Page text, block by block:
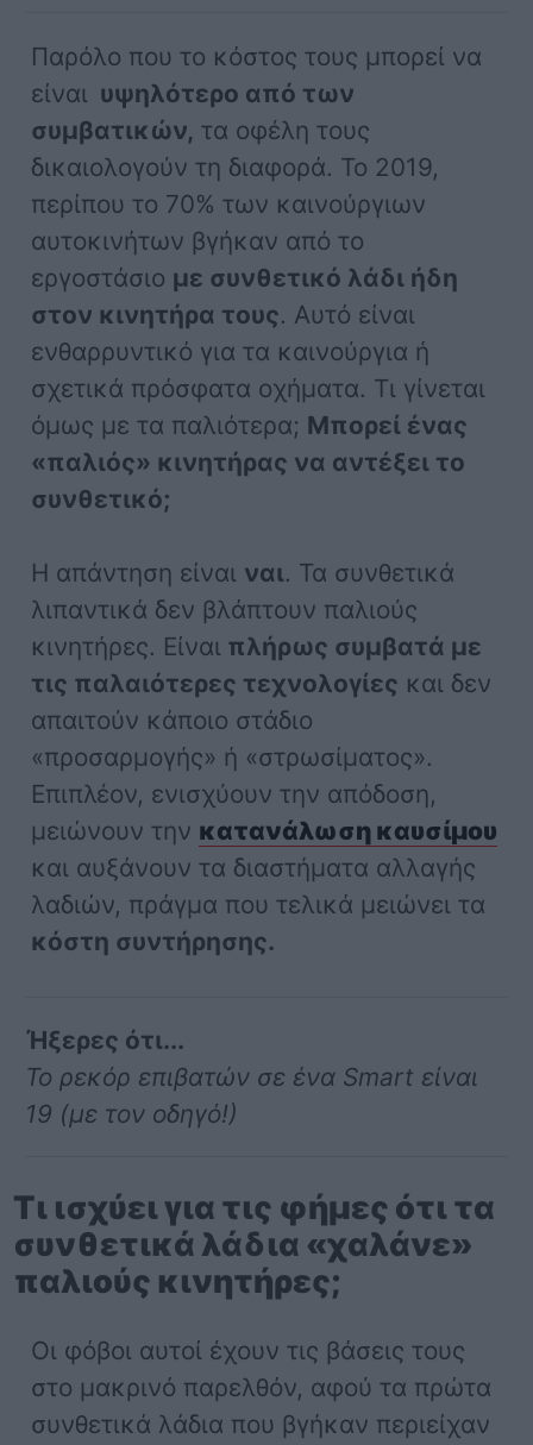
Παρόλο που το κόστος τους μπορεί να
είναι υψηλότερο από των
συμβατικών, τα οφέλη τους
δικαιολογούν τη διαφορά. Το 2019,
περίπου το 70% των καινούργιων
αυτοκινήτων βγήκαν από το
εργοστάσιο με συνθετικό λάδι ήδη
στον κινητήρα τους. Αυτό είναι
ενθαρρυντικό για τα καινούργια ή
σχετικά πρόσφατα οχήματα. Τι γίνεται
όμως με τα παλιότερα; Μπορεί ένας
«παλιός» κινητήρας να αντέξει το
συνθετικό;
Η απάντηση είναι ναι. Τα συνθετικά
λιπαντικά δεν βλάπτουν παλιούς
κινητήρες. Είναι πλήρως συμβατά με
τις παλαιότερες τεχνολογίες και δεν
απαιτούν κάποιο στάδιο
«προσαρμογής» ή «στρωσίματος».
Επιπλέον, ενισχύουν την απόδοση,
μειώνουν την κατανάλωση καυσίμου
και αυξάνουν τα διαστήματα αλλαγής
λαδιών, πράγμα που τελικά μειώνει τα
κόστη συντήρησης.
Ήξερες ότι...
Το ρεκόρ επιβατών σε ένα Smart είναι
19 (με τον οδηγό!)
Τι ισχύει για τις φήμες ότι τα
συνθετικά λάδια «χαλάνε»
παλιούς κινητήρες;
Οι φόβοι αυτοί έχουν τις βάσεις τους
στο μακρινό παρελθόν, αφού τα πρώτα
συνθετικά λάδια που βγήκαν περιείχαν